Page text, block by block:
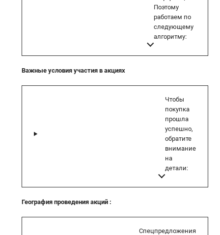
Поэтому
работаем по
следующему
алгоритму:
Важные условия участия в акциях
Чтобы
покупка
прошла
успешно,
обратите
внимание
на
детали:
География проведения акций :
Спецпредложения